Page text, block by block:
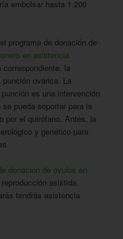
embolsar hasta 1.200
programa de donación de
en asistencia
correspondiente, la
ovárica. La
es una intervención
pueda soportar para la
por el quirófano. Antes, la
y genético para
donacion de ovulos en
asistida.
tendrás asistencia